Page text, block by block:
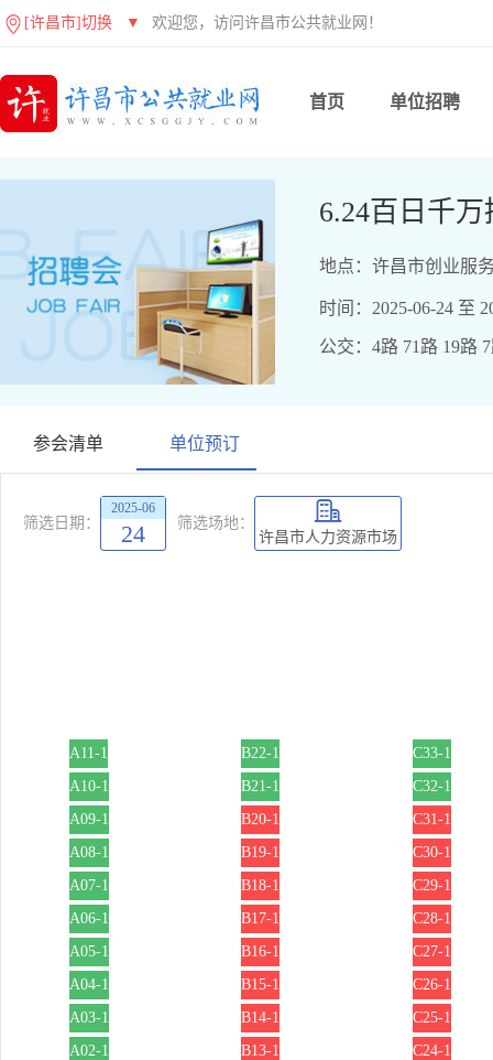
[许昌市]切换 ▼ 欢迎您，访问许昌市公共就业网！
首页 单位招聘
6.24百日千
地点：许昌市创业服
时间：2025-06-24 至
公交：4路 71路 19路
参会清单 单位预订
筛选日期：
2025-06
24
筛选场地：
许昌市人力资源市场
A11-1 B22-1
C33-1
A10-1
B21-1
C32-1
A09-1
B20-1
C31-1
A08-1
B19-1
C30-1
A07-1
B18-1
C29-1
A06-1
B17-1
C28-1
A05-1
B16-1
C27-1
A04-1
B15-1
C26-1
A03-1
B14-1
C25-1
A02-1
B13-1
C24-1